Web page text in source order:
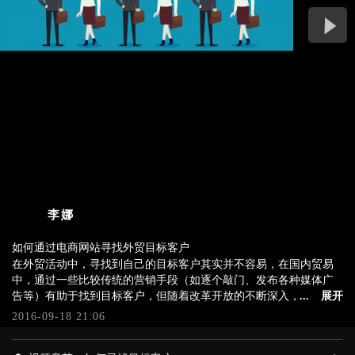
李娜
如何通过电商网站寻找外贸目标客户
在外贸活动中，寻找到自己的目标客户其实并不容易，在国内贸易
中，通过一些比较传统的营销手段（如逐个敲门、发布各种媒体广
告等）有助于找到目标客户，但随着改革开放的不断深入，国际间
合作的日渐增多，互联网的迅猛发展，以及外贸活动全球化的特
利用较低成本寻找到目标客户成为可能。那么，如何寻找国际目标
在外贸活动中，寻找到自己的目标客户其实并不容易，在国内贸易
中，通过一些比较传统的营销手段（如逐个敲门、发布各种媒体广
告等）有助于找到目标客户，但随着改革开放的不断深入，国际间
合作的日渐增多，互联网的迅猛发展，以及外贸活动全球化的特
性，各式各样、不同于传统方式的营销手段层出不穷，这使得我们
客户呢？本课程将结合四个案例为您详细阐述。
...
展开
2016-09-18 21:06